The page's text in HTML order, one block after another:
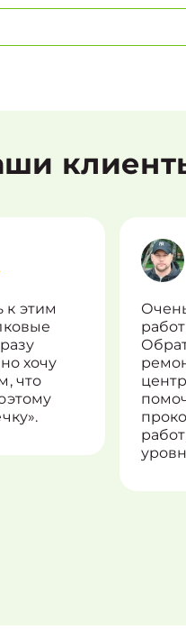
этим
хочу
что